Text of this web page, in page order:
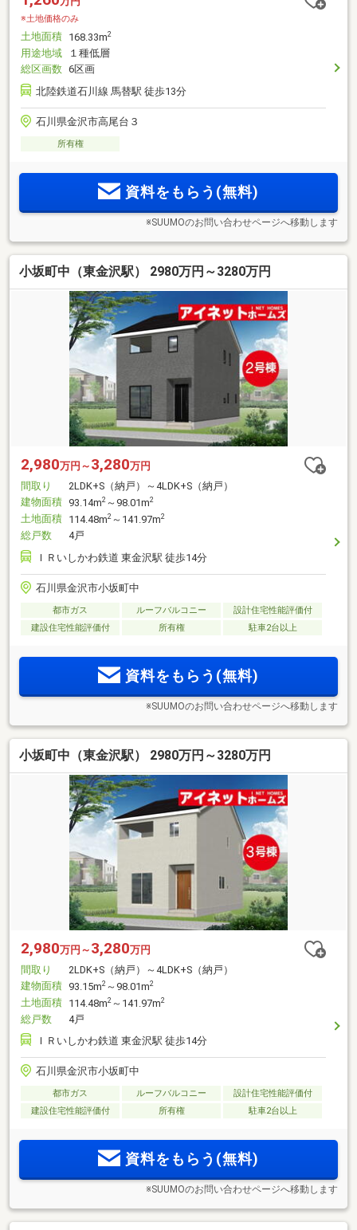
※土地価格のみ
土地面積 168.33m2
用途地域
１種低層
総区画数 6区画
北陸鉄道石川線 馬替駅 徒歩13分
石川県金沢市高尾台３
所有権
資料をもらう(無料)
※SUUMOのお問い合わせページへ移動します
小坂町中（東金沢駅） 2980万円～3280万円
2,980万円～ 3,280万円
間取り
2LDK+S（納戸）～4LDK+S（納戸）
建物面積 93.14m2 ～98.01m2
土地面積 114.48m2 ～141.97m2
総戸数
4戸
ＩＲいしかわ鉄道 東金沢駅 徒歩14分
石川県金沢市小坂町中
都市ガス ルーフバルコニー
設計住宅性能評価付
建設住宅性能評価付
所有権 駐車2台以上
資料をもらう(無料)
※SUUMOのお問い合わせページへ移動します
小坂町中（東金沢駅） 2980万円～3280万円
2,980万円～ 3,280万円
間取り
2LDK+S（納戸）～4LDK+S（納戸）
建物面積 93.15m2 ～98.01m2
土地面積 114.48m2 ～141.97m2
総戸数
4戸
ＩＲいしかわ鉄道 東金沢駅 徒歩14分
石川県金沢市小坂町中
都市ガス ルーフバルコニー
設計住宅性能評価付
建設住宅性能評価付
所有権 駐車2台以上
資料をもらう(無料)
※SUUMOのお問い合わせページへ移動します